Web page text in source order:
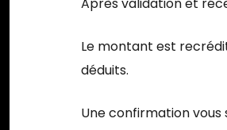
Le montant est
déduits.
Une confirmation